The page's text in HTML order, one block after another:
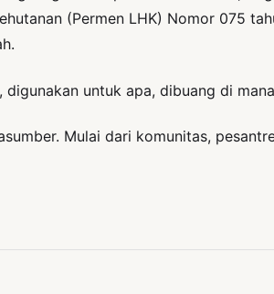
(Permen LHK) Nomor 075
untuk apa, dibuang di
Mulai dari komunitas,